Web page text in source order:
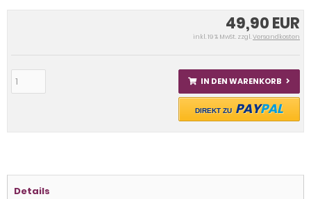
49,90 EUR
inkl. 19 % MwSt. zzgl.Versandkosten
IN DEN WARENKORB
DIREKT ZU PAYPAL
Details